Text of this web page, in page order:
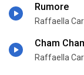
Rumore
Raffaella
Cham
Raffaella